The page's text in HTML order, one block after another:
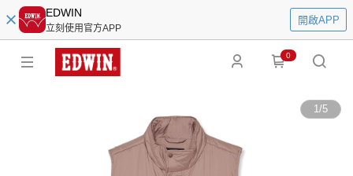
EDWIN
立刻使用官方APP
開啟APP
0
1/5